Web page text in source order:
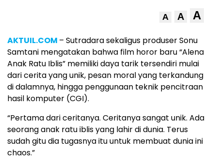
A A A
AKTUIL.COM – Sutradara sekaligus produser Sonu
Samtani mengatakan bahwa film horor baru “Alena
Anak Ratu Iblis” memiliki daya tarik tersendiri mulai
dari cerita yang unik, pesan moral yang terkandung
di dalamnya, hingga penggunaan teknik pencitraan
hasil komputer (CGI).
“Pertama dari ceritanya. Ceritanya sangat unik. Ada
seorang anak ratu iblis yang lahir di dunia. Terus
sudah gitu dia tugasnya itu untuk membuat dunia ini
chaos.”